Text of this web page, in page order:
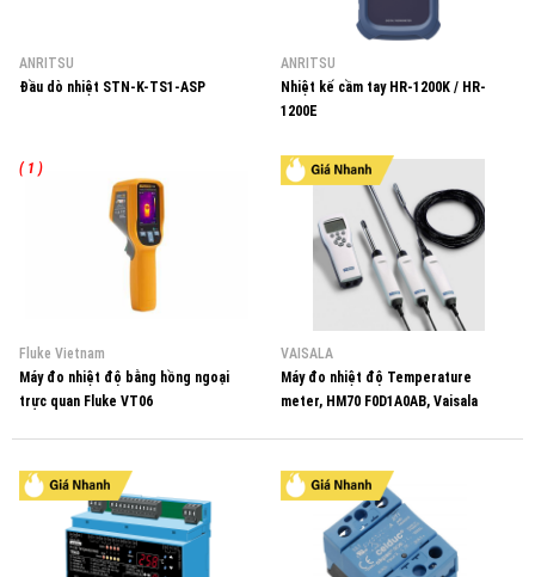
ANRITSU
Đầu dò nhiệt STN-K-TS1-ASP
ANRITSU
Nhiệt kế cầm tay HR-1200K / HR-
1200E
( 1 )
Fluke Vietnam
Máy đo nhiệt độ bằng hồng ngoại
trực quan Fluke VT06
VAISALA
Máy đo nhiệt độ Temperature
meter, HM70 F0D1A0AB, Vaisala